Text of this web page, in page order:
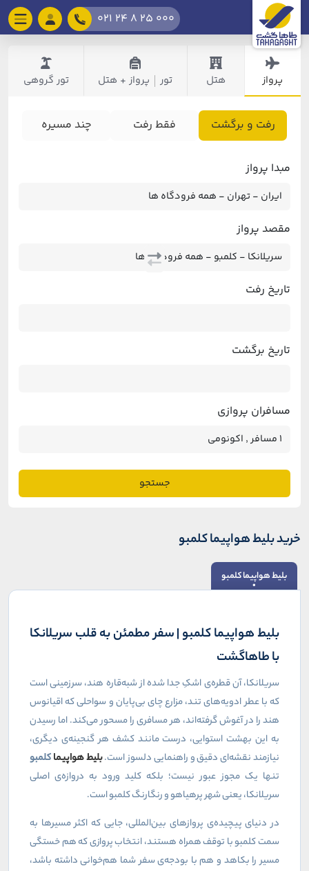
021 24 8 25 000
پرواز هتل تور پرواز + هتل تور گروهی
رفت و برگشت فقط رفت چند مسیره
مبدا پرواز
مقصد پرواز
تاریخ رفت
تاریخ برگشت
مسافران پروازی
جستجو
خرید بلیط هواپیما کلمبو
بلیط هواپیما کلمبو
بلیط هواپیما کلمبو | سفر مطمئن به قلب سریلانکا
با طاهاگشت
سریلانکا، آن قطره‌ی اشکِ جدا شده از شبه‌قاره هند، سرزمینی است
که با عطر ادویه‌های تند، مزارع چای بی‌پایان و سواحلی که اقیانوس
هند را در آغوش گرفته‌اند، هر مسافری را مسحور می‌کند. اما رسیدن
به این بهشت استوایی، درست مانند کشف هر گنجینه‌ی دیگری،
نیازمند نقشه‌ای دقیق و راهنمایی دلسوز است.بلیط هواپیماکلمبو
تنها یک مجوز عبور نیست؛ بلکه کلید ورود به دروازه‌ی اصلی
سریلانکا، یعنی شهر پرهیاهو و رنگارنگ کلمبو است.
در دنیای پیچیده‌ی پروازهای بین‌المللی، جایی که اکثر مسیرها به
سمت کلمبو با توقف همراه هستند، انتخاب پروازی که هم خستگی
مسیر را بکاهد و هم با بودجه‌ی سفر شما هم‌خوانی داشته باشد،